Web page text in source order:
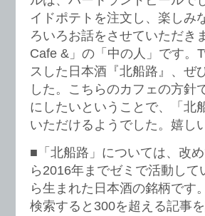
イドポテトを注文し、楽しみ
ろいろお話をさせていただき
Cafe &」の「中の人」です。
スした日本酒『北船路』、ぜ
した。こちらのカフェの方針
にしたいということで、「北
いただけるようでした。嬉し
■「北船路」については、改
ら2016年までゼミで活動し
ら生まれた日本酒の銘柄です
検索すると300を超える記事